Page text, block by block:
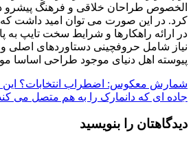
الخصوص طراحان خلاقی و فرهنگ پيشرو
کرد. در اين صورت می توان اميد داشت
در ارائه راهکارها و شرايط سخت تايپ به
نياز شامل حروفچينی دستاوردهای اصلی
پيوسته اهل دنيای موجود طراحی اساسا
راهبری
نوشته
شمارش معکوس: اضطراب انتخابات؟ این
جاده ای که دانمارک را به هم متصل می
دیدگاهتان را بنویسید